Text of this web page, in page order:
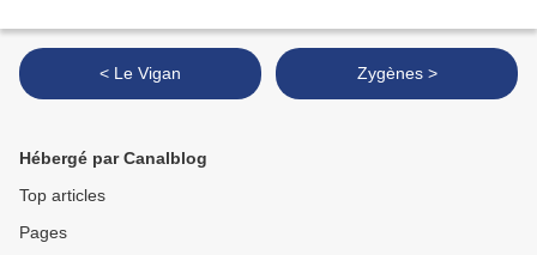
< Le Vigan Zygènes >
Hébergé par Canalblog
Top articles
Pages